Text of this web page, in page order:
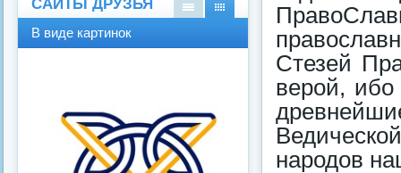
Стезей
верой,
народов
САЙТЫ ДРУЗЬЯ
В виде картинок